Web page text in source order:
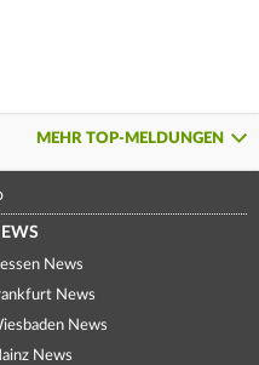
MEHR TOP-MELDUNGEN
News
News
News
News